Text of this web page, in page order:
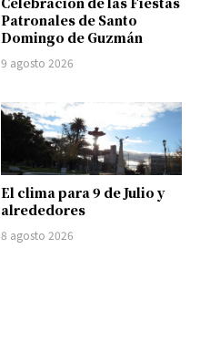
Patronales de Santo
Domingo de Guzmán
9 agosto 2026
El clima para 9 de Julio y
alrededores
8 agosto 2026